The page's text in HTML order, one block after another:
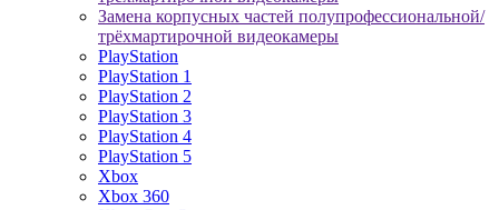
Замена корпусных частей полупрофессиональной/
трёхмартирочной видеокамеры
PlayStation
PlayStation 1
PlayStation 2
PlayStation 3
PlayStation 4
PlayStation 5
Xbox
Xbox 360